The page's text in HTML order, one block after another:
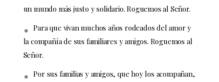
un mundo más justo y solidario. Roguemos al Señor.
Para que vivan muchos años rodeados del amor y
la compañía de sus familiares y amigos. Roguemos al
Señor.
Por sus familias y amigos, que hoy los acompañan,